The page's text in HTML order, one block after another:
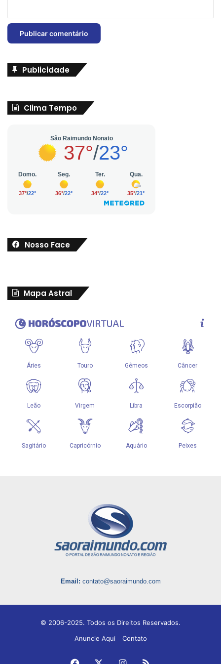
Publicidade
Clima Tempo
Nosso Face
Mapa Astral
Email: contato@saoraimundo.com
© 2006-2025. Todos os Direitos Reservados.
Anuncie Aqui
Contato